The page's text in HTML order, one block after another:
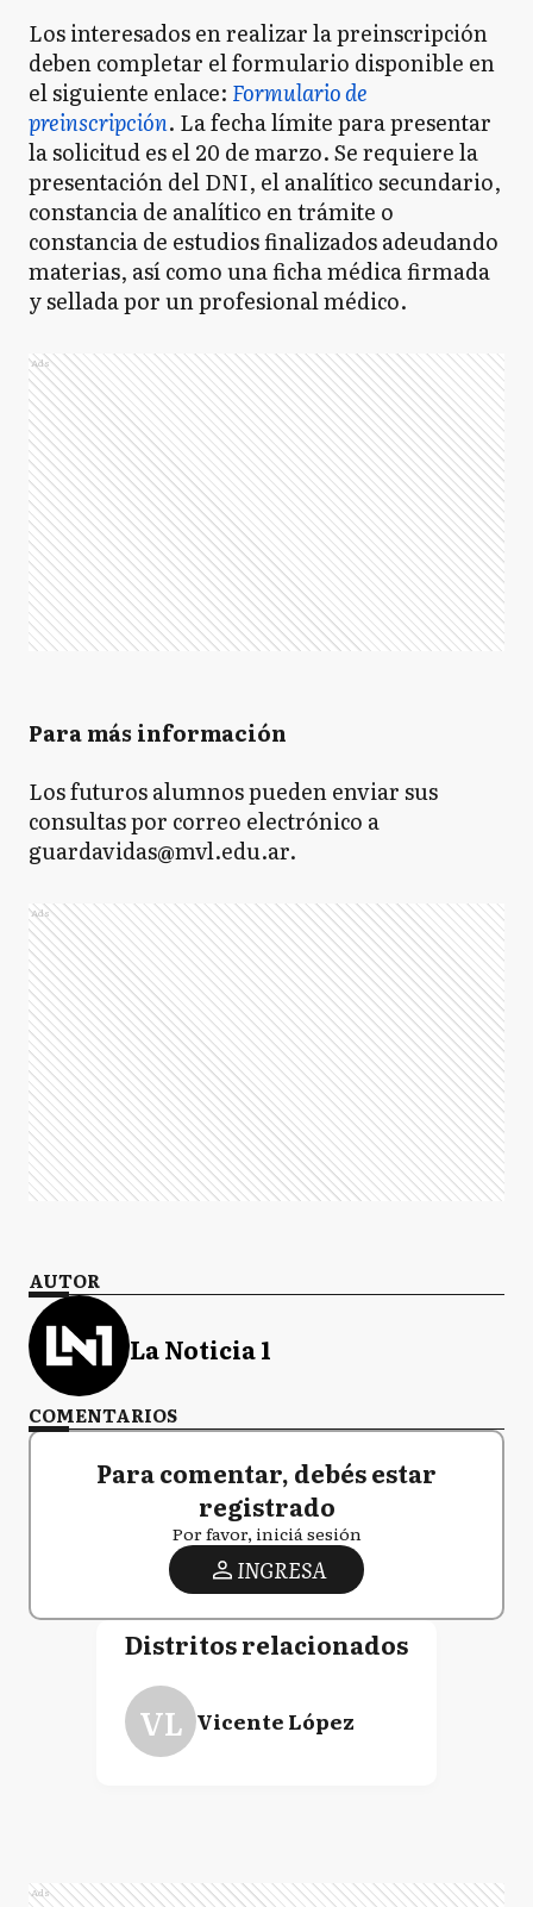
Los interesados en realizar la preinscripción
deben completar el formulario disponible en
el siguiente enlace: Formulario de
preinscripción. La fecha límite para presentar
la solicitud es el 20 de marzo. Se requiere la
presentación del DNI, el analítico secundario,
constancia de analítico en trámite o
constancia de estudios finalizados adeudando
materias, así como una ficha médica firmada
y sellada por un profesional médico.
Ads
Para más información
Los futuros alumnos pueden enviar sus
consultas por correo electrónico a
guardavidas@mvl.edu.ar.
Ads
AUTOR
La Noticia 1
COMENTARIOS
Para comentar, debés estar
registrado
Por favor, iniciá sesión
INGRESA
Distritos relacionados
VL Vicente López
Ads